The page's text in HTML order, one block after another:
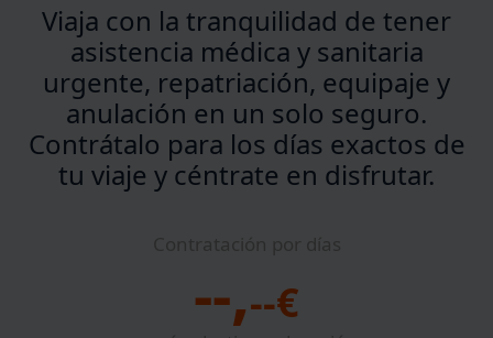
Viaja con la tranquilidad de tener
asistencia médica y sanitaria
urgente, repatriación, equipaje y
anulación en un solo seguro.
Contrátalo para los días exactos de
tu viaje y céntrate en disfrutar.
--,--€